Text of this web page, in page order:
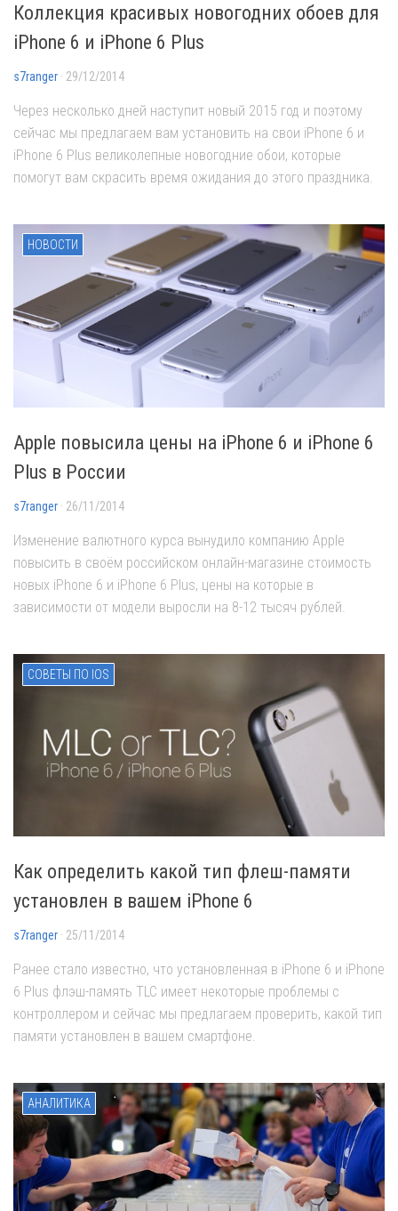
Коллекция красивых новогодних обоев для
iPhone 6 и iPhone 6 Plus
s7ranger · 29/12/2014
Через несколько дней наступит новый 2015 год и поэтому
сейчас мы предлагаем вам установить на свои iPhone 6 и
iPhone 6 Plus великолепные новогодние обои, которые
помогут вам скрасить время ожидания до этого праздника.
НОВОСТИ
Apple повысила цены на iPhone 6 и iPhone 6
Plus в России
s7ranger · 26/11/2014
Изменение валютного курса вынудило компанию Apple
повысить в своём российском онлайн-магазине стоимость
новых iPhone 6 и iPhone 6 Plus, цены на которые в
зависимости от модели выросли на 8-12 тысяч рублей.
СОВЕТЫ ПО IOS
Как определить какой тип флеш-памяти
установлен в вашем iPhone 6
s7ranger · 25/11/2014
Ранее стало известно, что установленная в iPhone 6 и iPhone
6 Plus флэш-память TLC имеет некоторые проблемы с
контроллером и сейчас мы предлагаем проверить, какой тип
памяти установлен в вашем смартфоне.
АНАЛИТИКА